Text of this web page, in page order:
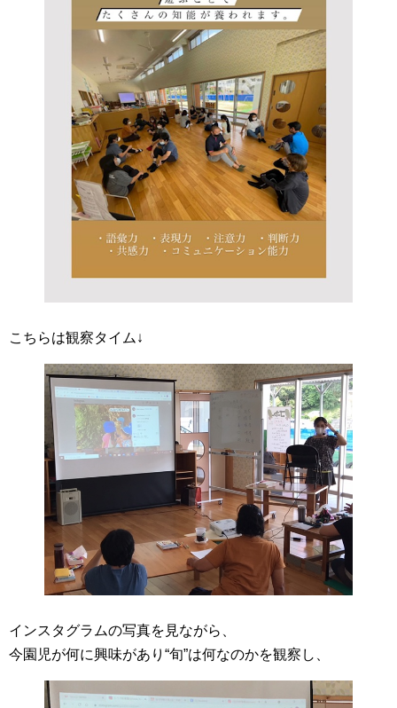
こちらは観察タイム↓
インスタグラムの写真を見ながら、
今園児が何に興味があり“旬”は何なのかを観察し、